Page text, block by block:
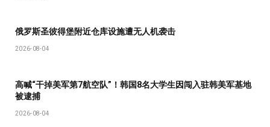
俄罗斯圣彼得堡附近仓库设施遭无人机袭击
2026-08-04
高喊“干掉美军第7航空队”！韩国8名大学生因闯入驻韩美军基地
被逮捕
2026-08-04